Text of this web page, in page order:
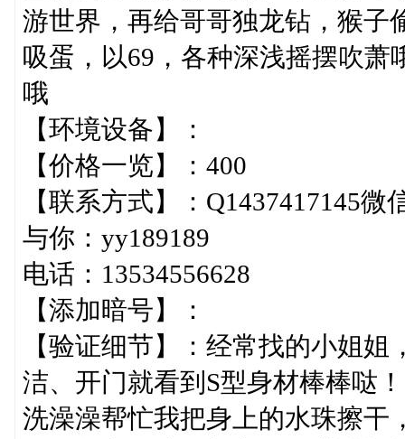
游世界，再给哥哥独龙钻，猴子
吸蛋，以69，各种深浅摇摆吹
哦
【环境设备】：
【价格一览】：400
【联系方式】：Q1437417145微
与你：yy189189
电话：13534556628
【添加暗号】：
【验证细节】：经常找的小姐
洁、开门就看到S型身材棒棒哒
洗澡澡帮忙我把身上的水珠擦干